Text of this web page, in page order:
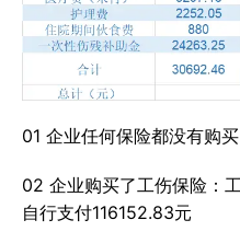
01 企业任何保险都没有购
02 企业购买了工伤保险：
自行支付116152.83元